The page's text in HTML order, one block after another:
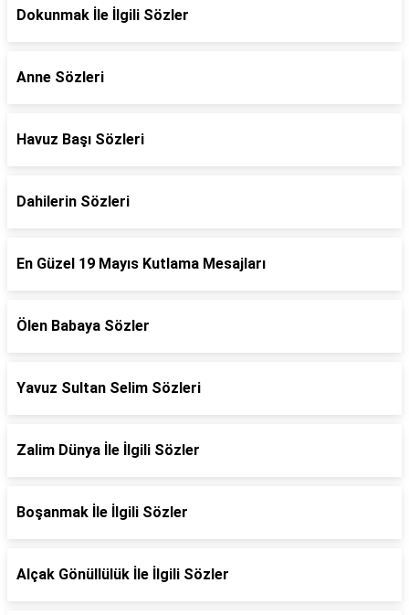
Dokunmak İle İlgili Sözler
Anne Sözleri
Havuz Başı Sözleri
Dahilerin Sözleri
En Güzel 19 Mayıs Kutlama Mesajları
Ölen Babaya Sözler
Yavuz Sultan Selim Sözleri
Zalim Dünya İle İlgili Sözler
Boşanmak İle İlgili Sözler
Alçak Gönüllülük İle İlgili Sözler